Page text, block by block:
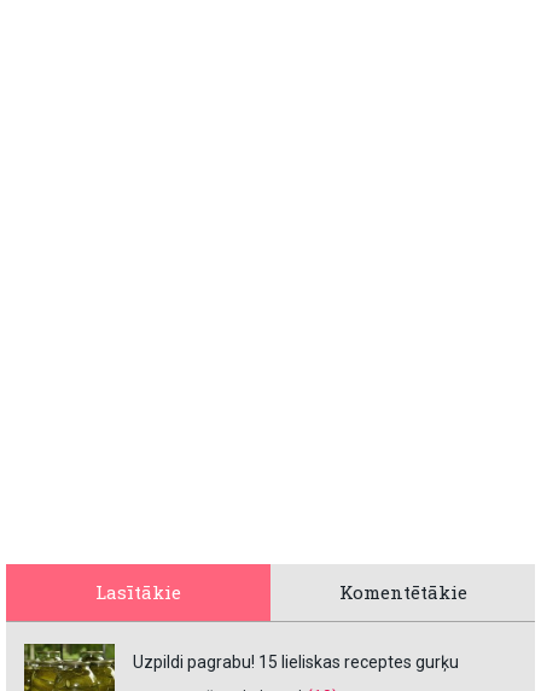
Lasītākie Komentētākie
Uzpildi pagrabu! 15 lieliskas receptes gurķu